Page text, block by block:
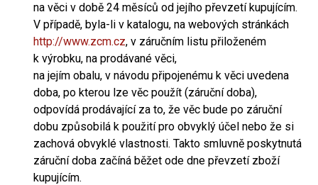
na věci v době 24 měsíců od jejího převzetí kupujícím.
V případě, byla-li v katalogu, na webových stránkách
http://www.zcm.cz, v záručním listu přiloženém
k výrobku, na prodávané věci,
na jejím obalu, v návodu připojenému k věci uvedena
doba, po kterou lze věc použít (záruční doba),
odpovídá prodávající za to, že věc bude po záruční
dobu způsobilá k použití pro obvyklý účel nebo že si
zachová obvyklé vlastnosti. Takto smluvně poskytnutá
záruční doba začíná běžet ode dne převzetí zboží
kupujícím.